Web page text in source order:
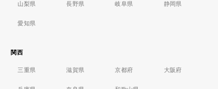
山梨県 長野県 岐阜県 静岡県
愛知県
関西
三重県 滋賀県 京都府 大阪府